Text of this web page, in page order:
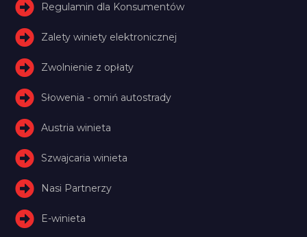
Regulamin dla Konsumentów
Zalety winiety elektronicznej
Zwolnienie z opłaty
Słowenia - omiń autostrady
Austria winieta
Szwajcaria winieta
Nasi Partnerzy
E-winieta